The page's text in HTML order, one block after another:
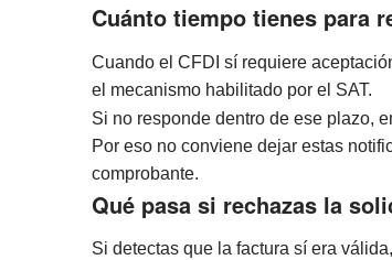
Cuánto tiempo tienes para
Cuando el CFDI sí requiere
el mecanismo habilitado por el SAT.
Si no responde dentro de ese plazo,
Por eso no conviene dejar estas
comprobante.
Qué pasa si rechazas la
Si detectas que la factura sí era